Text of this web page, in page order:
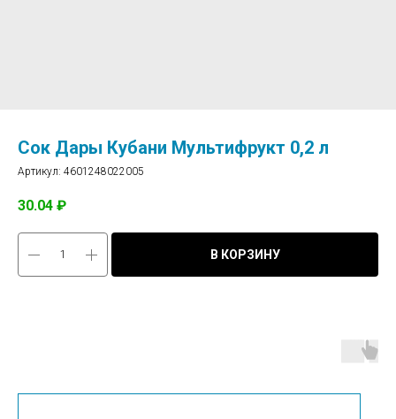
Сок Дары Кубани Мультифрукт 0,2 л
Артикул: 4601248022005
30.04 ₽
В КОРЗИНУ